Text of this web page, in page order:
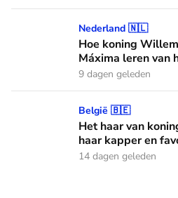
Hoe koning Willem-Alexander
Nederland 🇳🇱
Hoe koning
Máxima leren van
9 dagen geleden
Het haar van koningin
België 🇧🇪
Het haar van
haar kapper en
14 dagen geleden